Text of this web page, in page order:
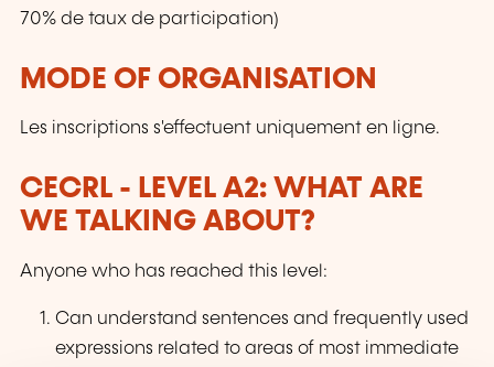
70% de taux de participation)
MODE OF ORGANISATION
Les inscriptions s'effectuent uniquement en ligne.
CECRL - LEVEL A2: WHAT ARE
WE TALKING ABOUT?
Anyone who has reached this level:
Can understand sentences and frequently used
expressions related to areas of most immediate